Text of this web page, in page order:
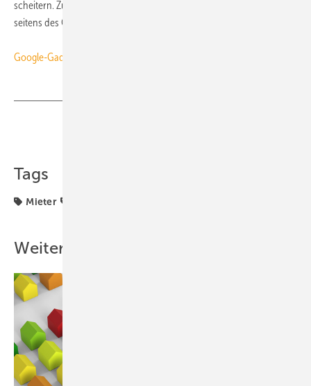
scheitern. Zur Lösung des Problems gibt es momentan Aktivitäten
seitens des Gesetzgebers.
Google-Gadget
Tags
Mieter
Weitere Inhalte